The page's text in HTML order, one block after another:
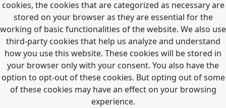
cookies, the cookies that are categorized as necessary are
stored on your browser as they are essential for the
working of basic functionalities of the website. We also use
third-party cookies that help us analyze and understand
how you use this website. These cookies will be stored in
your browser only with your consent. You also have the
option to opt-out of these cookies. But opting out of some
of these cookies may have an effect on your browsing
experience.